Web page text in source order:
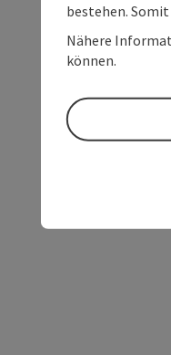
bestehen.
Nähere
können.